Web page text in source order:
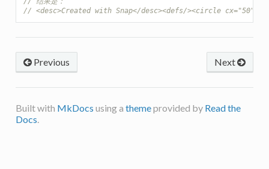
// <desc>Created with Snap</desc><defs/><circle cx="50"
Next
Previous
Built with MkDocs using a themeprovided by Read the
Docs